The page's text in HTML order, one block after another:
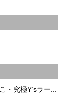
・究極Y’sラー...